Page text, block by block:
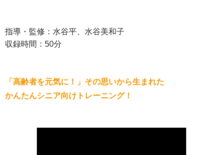
指導・監修：水谷平、水谷美和子
収録時間：50分
「高齢者を元気に！」その思いから生まれた
かんたんシニア向けトレーニング！